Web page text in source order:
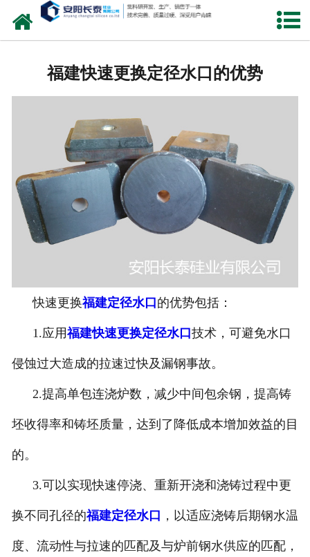
网站首页
定径水口
产品中心
新闻中心
联系我们
福建快速更换定径水口的优势
快速更换福建定径水口的优势包括：
1.应用福建快速更换定径水口技术，可避免水口
侵蚀过大造成的拉速过快及漏钢事故。
2.提高单包连浇炉数，减少中间包余钢，提高铸
坯收得率和铸坯质量，达到了降低成本增加效益的目
的。
3.可以实现快速停浇、重新开浇和浇铸过程中更
换不同孔径的福建定径水口 ，以适应浇铸后期钢水温
度、流动性与拉速的匹配及与炉前钢水供应的匹配，